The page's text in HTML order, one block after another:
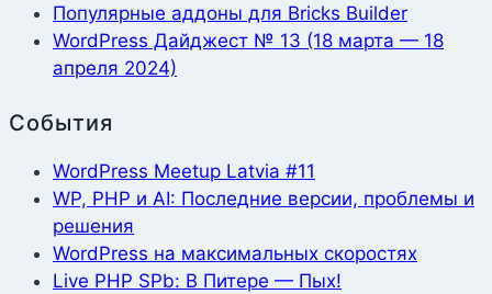
Популярные аддоны для Bricks Builder
WordPress Дайджест № 13 (18 марта — 18
апреля 2024)
События
WordPress Meetup Latvia #11
WP, PHP и AI: Последние версии, проблемы и
решения
WordPress на максимальных скоростях
Live PHP SPb: В Питере — Пых!